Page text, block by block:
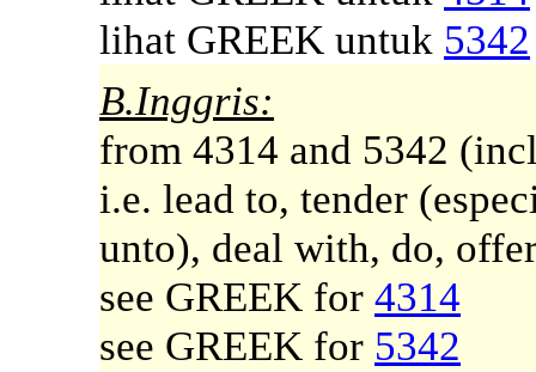
lihat GREEK untuk 5342
B.Inggris:
from 4314 and 5342
i.e. lead to, tender
unto), deal with, do,
see GREEK for 4314
see GREEK for 5342